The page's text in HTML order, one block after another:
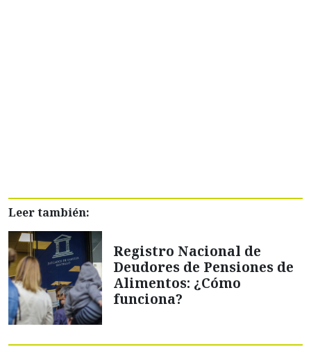
Leer también:
Registro Nacional de
Deudores de Pensiones de
Alimentos: ¿Cómo
funciona?